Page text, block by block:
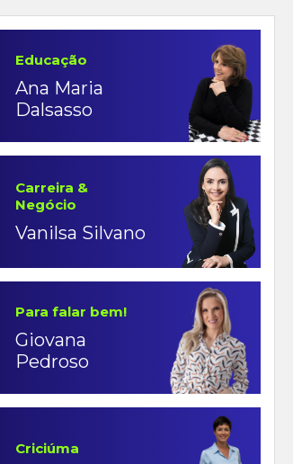
Educação
Ana Maria
Dalsasso
Carreira &
Negócio
Vanilsa Silvano
Para falar bem!
Giovana
Pedroso
Criciúma